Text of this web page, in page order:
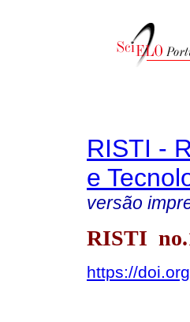
RISTI -
e
versão
RISTI
https://